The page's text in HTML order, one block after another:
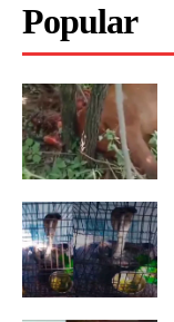
Popular